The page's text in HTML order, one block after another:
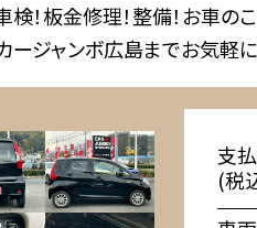
！板金修理！整備！お車の
ージャンボ広島までお気軽
支
(税